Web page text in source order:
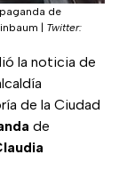
de
Twitter:
la noticia de
de la Ciudad
de